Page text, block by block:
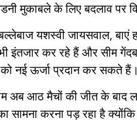
मुकाबले के लिए बदलाव पर
यशस्वी जायसवाल,
इंतजार कर रहे हैं और सीम
नई ऊर्जा प्रदान कर सकते हैं।
अब आठ मैचों की जीत के
सामना करना पड़ रहा है